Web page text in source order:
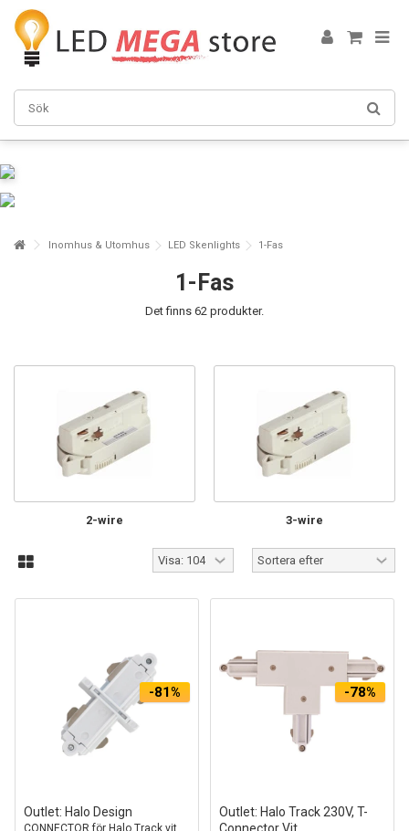
Inomhus & Utomhus LED Skenlights 1-Fas
1-Fas
Det finns 62 produkter.
2-wire 3-wire
-81%
Outlet: Halo Design
CONNECTOR för Halo Track vit
-78%
Outlet: Halo Track 230V, T-